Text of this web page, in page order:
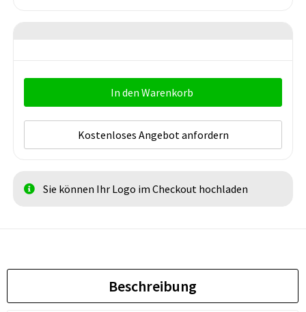
In den Warenkorb
Kostenloses Angebot anfordern
Sie können Ihr Logo im Checkout hochladen
Beschreibung